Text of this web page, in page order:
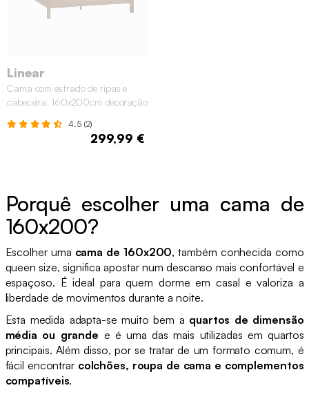
Linear
Cama com estrado de ripas e
cabeceira, 160x200cm decoração
4.5 (2)
299,99 €
Porquê escolher uma cama de
160x200?
Escolher uma cama de 160x200, também conhecida como
queen size, significa apostar num descanso mais confortável e
espaçoso. É ideal para quem dorme em casal e valoriza a
liberdade de movimentos durante a noite.
Esta medida adapta-se muito bem a quartos de dimensão
média ou grande e é uma das mais utilizadas em quartos
principais. Além disso, por se tratar de um formato comum, é
fácil encontrar colchões, roupa de cama e complementos
compatíveis.